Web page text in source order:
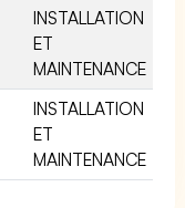
INSTALLATION
ET
MAINTENANCE
INSTALLATION
ET
MAINTENANCE